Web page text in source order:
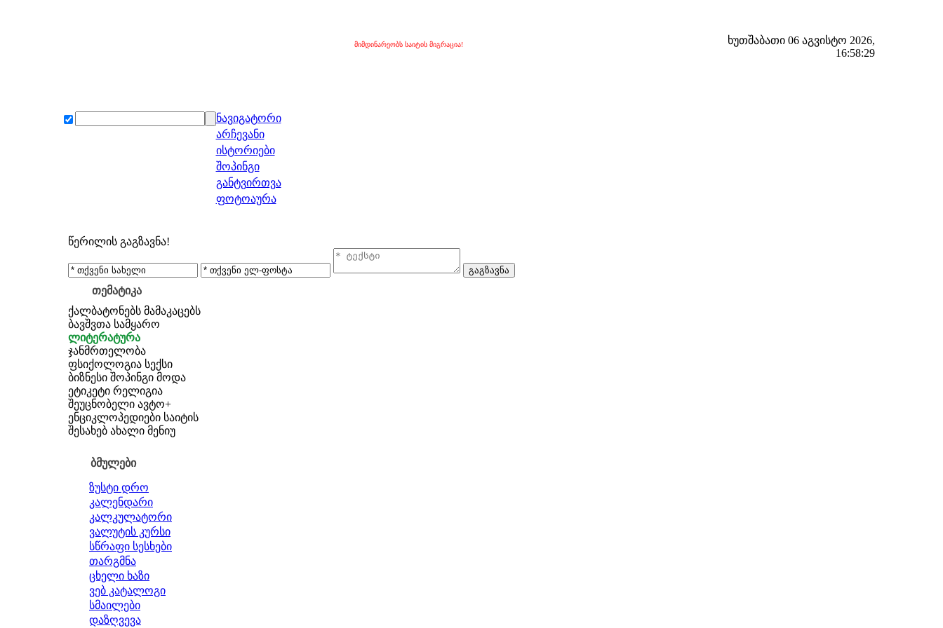
მიმდინარეობს საიტის მიგრაცია!
ხუთშაბათი 06 აგვისტო 2026,
16:58:30
ნავიგატორი
არჩევანი
ისტორიები
შოპინგი
განტვირთვა
ფოტოაურა
წერილის გაგზავნა!
თემატიკა
ქალბატონებს მამაკაცებს
ბავშვთა სამყარო
ლიტერატურა
ჯანმრთელობა
ფსიქოლოგია სექსი
ბიზნესი შოპინგი მოდა
ეტიკეტი რელიგია
შეუცნობელი ავტო+
ენციკლოპედიები საიტის
შესახებ ახალი მენიუ
ბმულები
ზუსტი დრო
კალენდარი
კალკულატორი
ვალუტის კურსი
სწრაფი სესხები
თარგმნა
ცხელი ხაზი
ვებ კატალოგი
სმაილები
დაზღვევა